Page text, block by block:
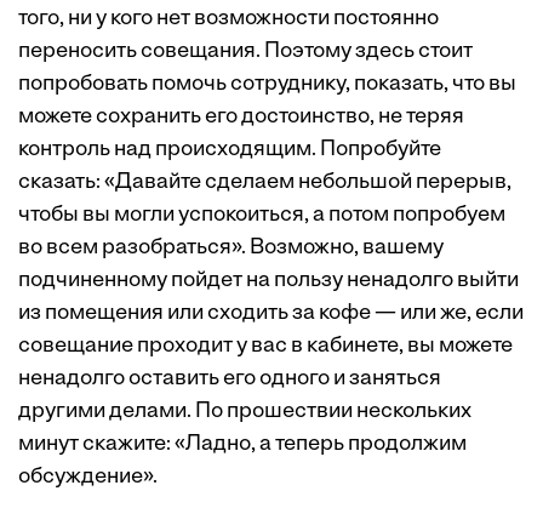
того, ни у кого нет возможности постоянно
переносить совещания. Поэтому здесь стоит
попробовать помочь сотруднику, показать, что вы
можете сохранить его достоинство, не теряя
контроль над происходящим. Попробуйте
сказать: «Давайте сделаем небольшой перерыв,
чтобы вы могли успокоиться, а потом попробуем
во всем разобраться». Возможно, вашему
подчиненному пойдет на пользу ненадолго выйти
из помещения или сходить за кофе — или же, если
совещание проходит у вас в кабинете, вы можете
ненадолго оставить его одного и заняться
другими делами. По прошествии нескольких
минут скажите: «Ладно, а теперь продолжим
обсуждение».